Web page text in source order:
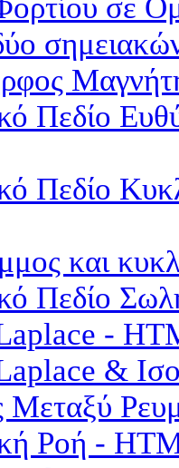
σε
Πεδίο
Πεδίο
και
Πεδίο
-
&
Μεταξύ
Ροή -